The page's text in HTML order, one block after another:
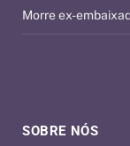
SOBRE NÓS
Morre ex-